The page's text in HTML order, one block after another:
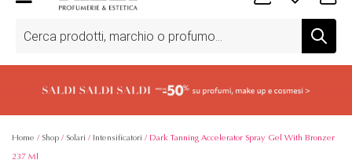
Scopri tutti i prodotti in super saldo!Clicca qui
prodotti
Home / Shop / Solari / Intensificatori / Dark Tanning Accelerator Spray Gel With Bronzer
237 Ml